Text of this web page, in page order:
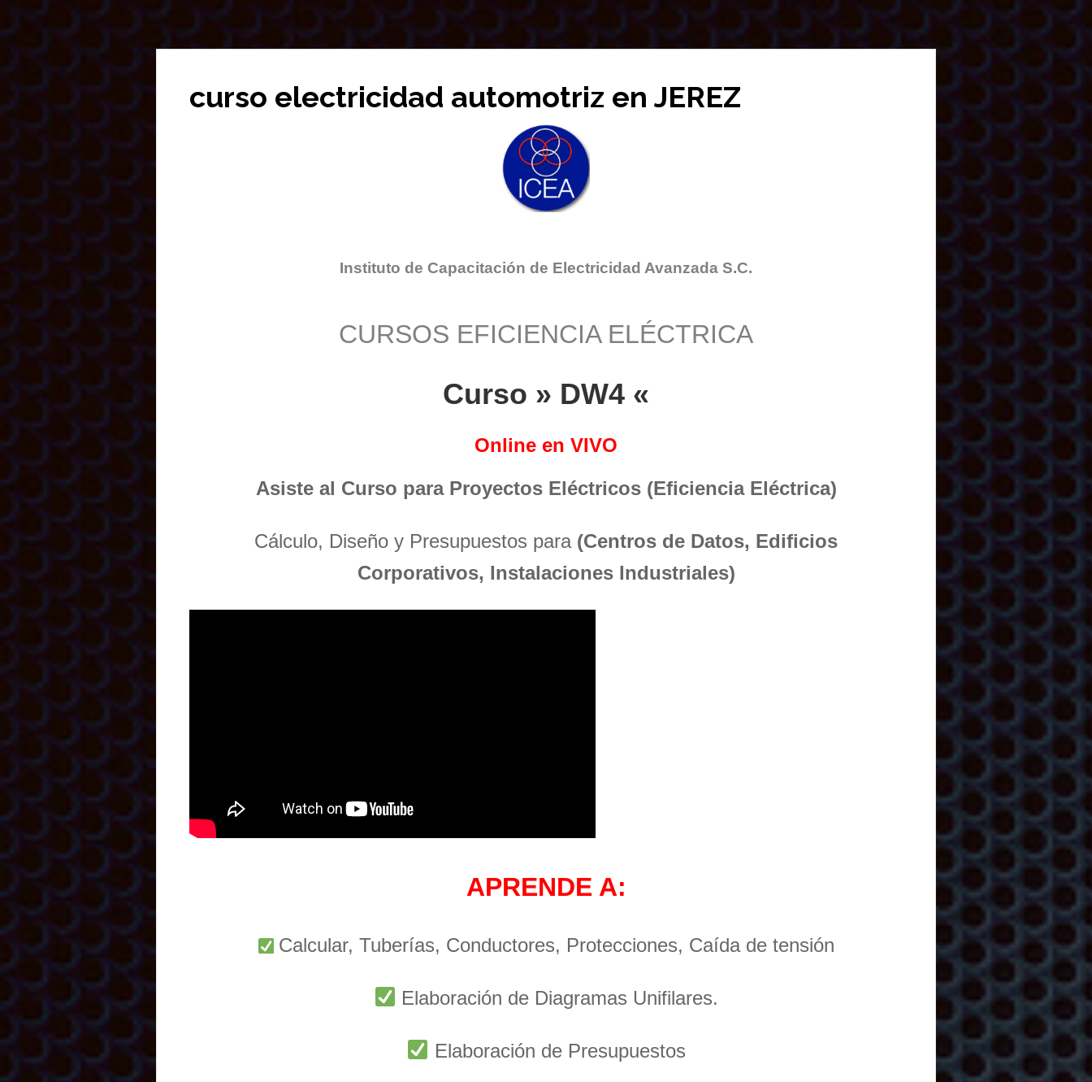
curso electricidad automotriz en JEREZ
Instituto de Capacitación de Electricidad Avanzada S.C.
CURSOS EFICIENCIA ELÉCTRICA
Curso » DW4 «
Online en VIVO
Asiste al Curso para Proyectos Eléctricos (Eficiencia Eléctrica)
Cálculo, Diseño y Presupuestos para (Centros de Datos, Edificios
Corporativos, Instalaciones Industriales)
APRENDE A:
Calcular, Tuberías, Conductores, Protecciones, Caída de tensión
Elaboración de Diagramas Unifilares.
Elaboración de Presupuestos